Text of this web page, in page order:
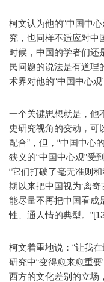
柯文认为他的“中国中
究，也同样不适应对中
时候，中国的学者们还
民问题的说法是有道理
术界对他的“中国中心观
一个关键思想就是，他
史研究视角的变动，可
配合”，但，“中国中心
狭义的“中国中心观”受
“它们打破了毫无准则和
期以来把中国视为‘离奇
能尽量不再把中国看成
性、通人情的典型。
柯文着重地说：“让我
研究中“变得愈来愈重
西方的文化差别的立场